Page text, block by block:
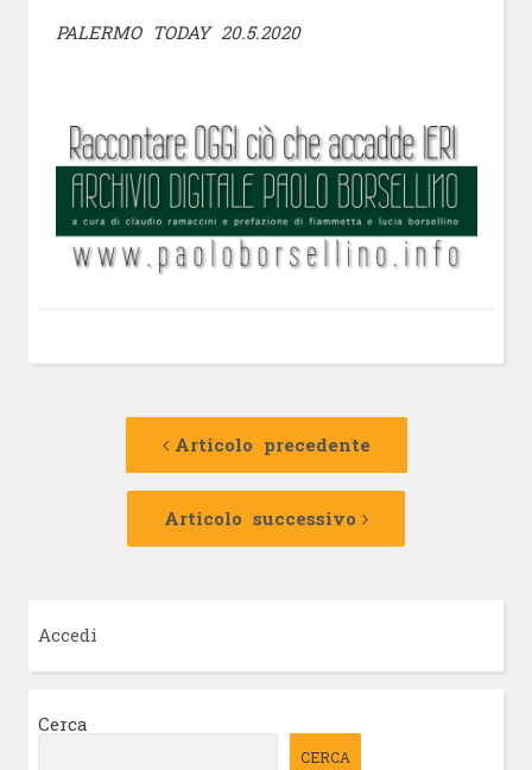
PALERMO TODAY 20.5.2020
Navigazione
Articolo precedente
Articolo
Articolo successivo
Articolo
Accedi
Cerca
CERCA